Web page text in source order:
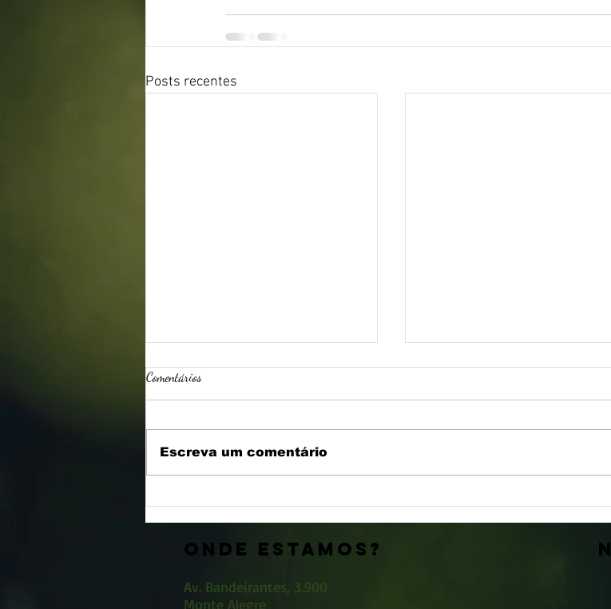
Posts recentes
11 anos da Nutrirp
Quais são os nossos valores?
Comentários
Escreva um comentário
ONDE ESTAMOS?
Av. Bandeirantes, 3.900
Monte Alegre